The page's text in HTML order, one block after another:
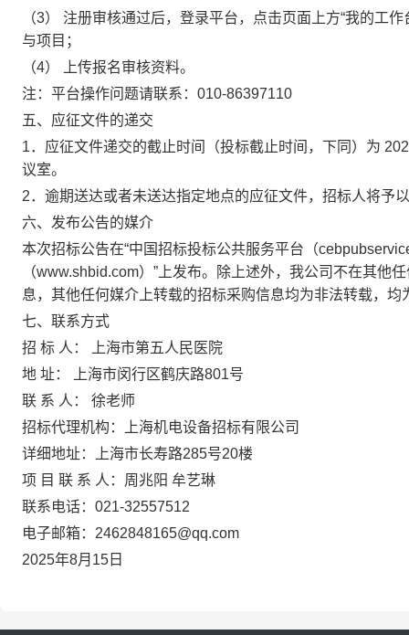
（3）
注册审核通过后，登录平台，点击页面上方“我的工
与项目；
（4）
上传报名审核资料。
注：平台操作问题请联系：010-86397110
五、应征文件的递交
1． 应征文件递交的截止时间（投标截止时间，下同）为
议室。
2． 逾期送达或者未送达指定地点的应征文件，招标人将予
六、发布公告的媒介
本次招标公告在“中国招标投标公共服务平台（
（www.shbid.com）”上发布。除上述外，我公司不在其他
息，其他任何媒介上转载的招标采购信息均为非法转载，均
七、联系方式
招 标 人： 上海市第五人民医院
地 址： 上海市闵行区鹤庆路801号
联 系 人： 徐老师
招标代理机构：上海机电设备招标有限公司
详细地址：上海市长寿路285号20楼
项 目 联 系 人：周兆阳 牟艺琳
联系电话：021-32557512
电子邮箱： 2462848165@qq.com
2025年8月15日